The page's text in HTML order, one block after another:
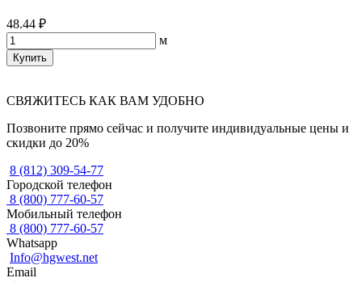
48.44 ₽
м
Купить
СВЯЖИТЕСЬ КАК ВАМ УДОБНО
Позвоните прямо сейчас и получите индивидуальные цены и
скидки до 20%
8 (812) 309-54-77
Городской телефон
8 (800) 777-60-57
Мобильный телефон
8 (800) 777-60-57
Whatsapp
Info@hgwest.net
Email